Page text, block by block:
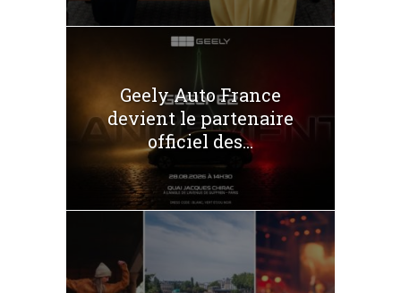
Geely Auto France
devient le partenaire
officiel des...